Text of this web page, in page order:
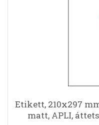
Etikett, 210x297
matt, APLI,